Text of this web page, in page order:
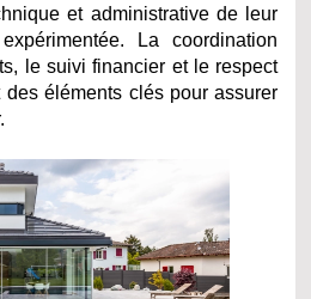
et administrative de leur
La coordination
le suivi financier et le respect
éléments clés pour assurer